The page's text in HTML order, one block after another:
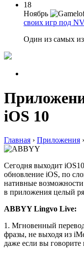
18
Ноябрь
своих игр под
Один из самых
iOS 10
Главная › Приложения ›
Сегодня выходит
обновление iOS, по
нативные
в приложения целый
ABBYY Lingvo Live:­
1. Мгновенный
фразы, не выходя из
даже если вы говорите